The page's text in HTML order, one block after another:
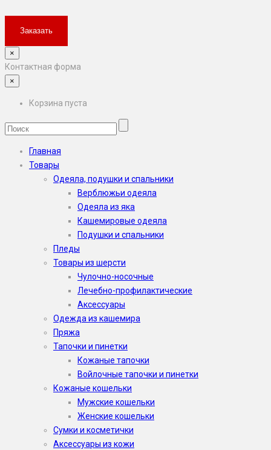
×
Контактная форма
×
Корзина пуста
Главная
Товары
Одеяла, подушки и спальники
Верблюжьи одеяла
Одеяла из яка
Кашемировые одеяла
Подушки и спальники
Пледы
Товары из шерсти
Чулочно-носочные
Лечебно-профилактические
Аксессуары
Одежда из кашемира
Пряжа
Тапочки и пинетки
Кожаные тапочки
Войлочные тапочки и пинетки
Кожаные кошельки
Мужские кошельки
Женские кошельки
Сумки и косметички
Аксессуары из кожи